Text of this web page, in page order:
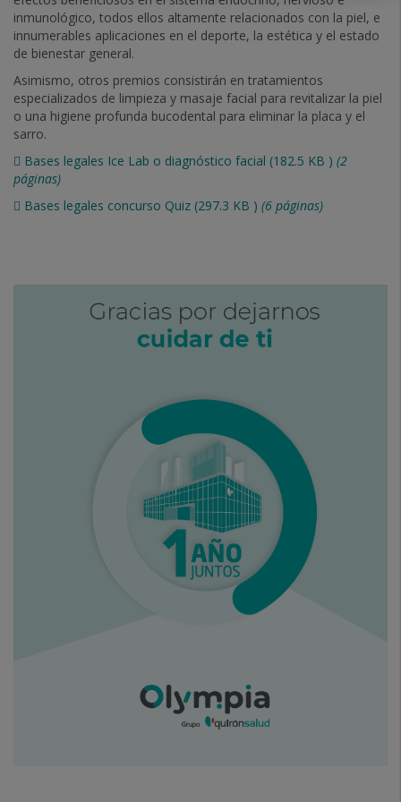
inmunológico, todos ellos altamente relacionados con la piel, e
innumerables aplicaciones en el deporte, la estética y el estado
de bienestar general.
Asimismo, otros premios consistirán en tratamientos
especializados de limpieza y masaje facial para revitalizar la piel
o una higiene profunda bucodental para eliminar la placa y el
sarro.
Bases legales Ice Lab o diagnóstico facial (182.5 KB ) (2
páginas)
Bases legales concurso Quiz (297.3 KB ) (6 páginas)